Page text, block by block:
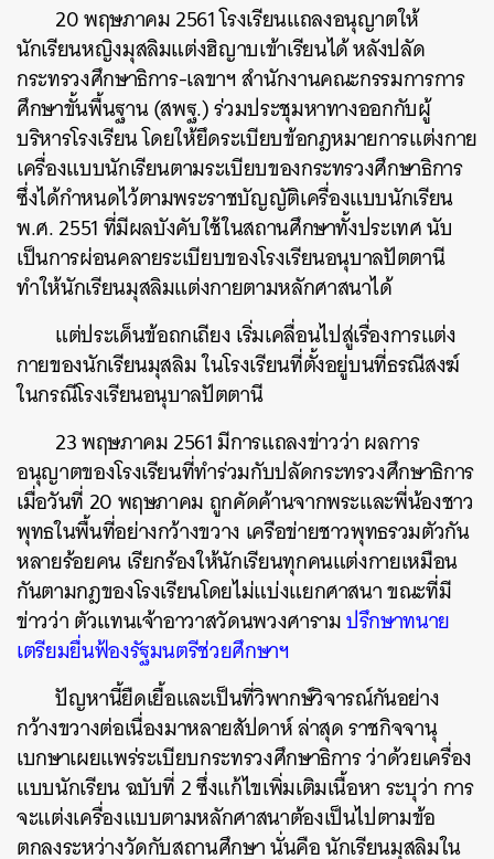
20 พฤษภาคม 2561 โรงเรียนแถลงอนุญาตให้
นักเรียนหญิงมุสลิมแต่งฮิญาบเข้าเรียนได้ หลังปลัด
กระทรวงศึกษาธิการ-เลขาฯ สำนักงานคณะกรรมการการ
ศึกษาขั้นพื้นฐาน (สพฐ.) ร่วมประชุมหาทางออกกับผู้
บริหารโรงเรียน โดยให้ยึดระเบียบข้อกฎหมายการแต่งกาย
เครื่องแบบนักเรียนตามระเบียบของกระทรวงศึกษาธิการ
ซึ่งได้กำหนดไว้ตามพระราชบัญญัติเครื่องแบบนักเรียน
พ.ศ. 2551 ที่มีผลบังคับใช้ในสถานศึกษาทั้งประเทศ นับ
เป็นการผ่อนคลายระเบียบของโรงเรียนอนุบาลปัตตานี
ทำให้นักเรียนมุสลิมแต่งกายตามหลักศาสนาได้
แต่ประเด็นข้อถกเถียง เริ่มเคลื่อนไปสู่เรื่องการแต่ง
กายของนักเรียนมุสลิม ในโรงเรียนที่ตั้งอยู่บนที่ธรณีสงฆ์
ในกรณีโรงเรียนอนุบาลปัตตานี
23 พฤษภาคม 2561 มีการแถลงข่าวว่า ผลการ
อนุญาตของโรงเรียนที่ทำร่วมกับปลัดกระทรวงศึกษาธิการ
เมื่อวันที่ 20 พฤษภาคม ถูกคัดค้านจากพระและพี่น้องชาว
พุทธในพื้นที่อย่างกว้างขวาง เครือข่ายชาวพุทธรวมตัวกัน
หลายร้อยคน เรียกร้องให้นักเรียนทุกคนแต่งกายเหมือน
กันตามกฎของโรงเรียนโดยไม่แบ่งแยกศาสนา ขณะที่มี
ข่าวว่า ตัวแทนเจ้าอาวาสวัดนพวงศารามปรึกษาทนาย
เตรียมยื่นฟ้องรัฐมนตรีช่วยศึกษาฯ
ปัญหานี้ยืดเยื้อและเป็นที่วิพากษ์วิจารณ์กันอย่าง
กว้างขวางต่อเนื่องมาหลายสัปดาห์ ล่าสุด ราชกิจจานุ
เบกษาเผยแพร่ระเบียบกระทรวงศึกษาธิการ ว่าด้วยเครื่อง
แบบนักเรียน ฉบับที่ 2 ซึ่งแก้ไขเพิ่มเติมเนื้อหา ระบุว่า การ
จะแต่งเครื่องแบบตามหลักศาสนาต้องเป็นไปตามข้อ
ตกลงระหว่างวัดกับสถานศึกษา นั่นคือ นักเรียนมุสลิมใน